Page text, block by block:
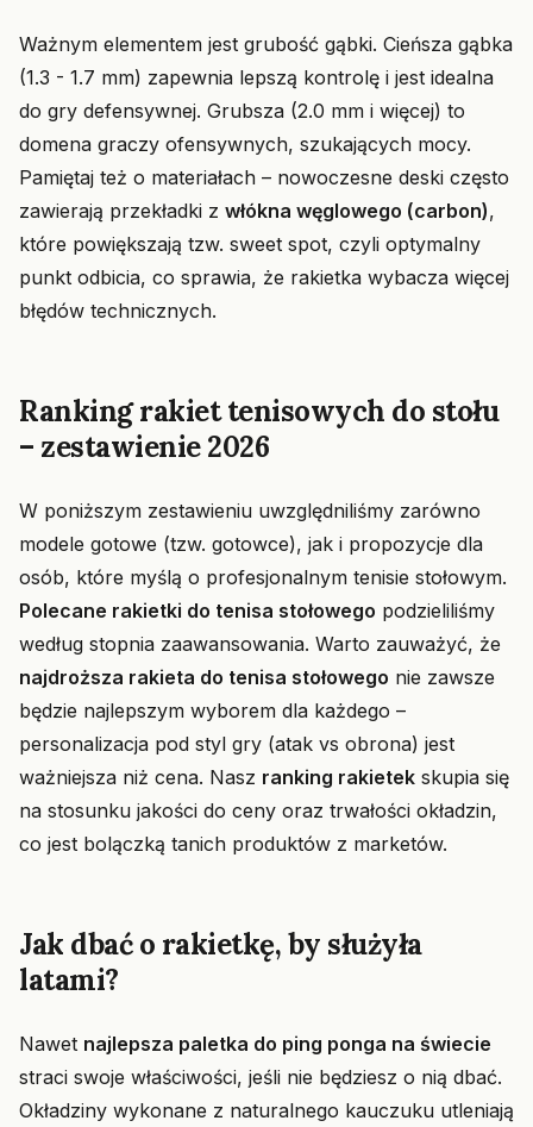
Ważnym elementem jest grubość gąbki. Cieńsza gąbka
(1.3 - 1.7 mm) zapewnia lepszą kontrolę i jest idealna
do gry defensywnej. Grubsza (2.0 mm i więcej) to
domena graczy ofensywnych, szukających mocy.
Pamiętaj też o materiałach – nowoczesne deski często
zawierają przekładki z włókna węglowego (carbon),
które powiększają tzw. sweet spot, czyli optymalny
punkt odbicia, co sprawia, że rakietka wybacza więcej
błędów technicznych.
Ranking rakiet tenisowych do stołu
– zestawienie 2026
W poniższym zestawieniu uwzględniliśmy zarówno
modele gotowe (tzw. gotowce), jak i propozycje dla
osób, które myślą o profesjonalnym tenisie stołowym.
Polecane rakietki do tenisa stołowego podzieliliśmy
według stopnia zaawansowania. Warto zauważyć, że
najdroższa rakieta do tenisa stołowego nie zawsze
będzie najlepszym wyborem dla każdego –
personalizacja pod styl gry (atak vs obrona) jest
ważniejsza niż cena. Nasz ranking rakietek skupia się
na stosunku jakości do ceny oraz trwałości okładzin,
co jest bolączką tanich produktów z marketów.
Jak dbać o rakietkę, by służyła
latami?
Nawet najlepsza paletka do ping ponga na świecie
straci swoje właściwości, jeśli nie będziesz o nią dbać.
Okładziny wykonane z naturalnego kauczuku utleniają